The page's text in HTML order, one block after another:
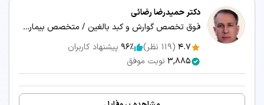
دهند:
آندوسکوپی آندوسکوپی سونوگرافی
اسپاسم مری
اینتوبه (لوله گذاری) بالون معده
دکتر حمیدرضا رضائی
فوق تخصص گوارش و کبد بالغین / متخصص بیماری‌های داخلی
4.7
(
119 نظر) 96٪ پیشنهاد کاربران
3,885 نوبت موفق